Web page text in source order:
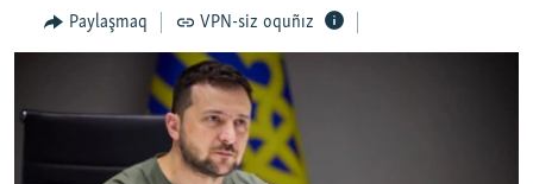
İNSAN AQLARI
SÜRET
Paylaşmaq VPN-siz oquñız